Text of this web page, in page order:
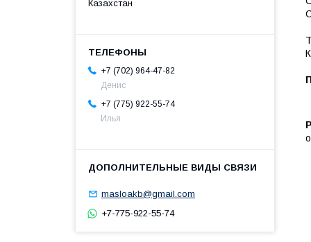
Казахстан
+7 (702) 964-47-82
Денис
+7 (775) 922-55-74
Илья
masloakb@gmail.com
+7-775-922-55-74